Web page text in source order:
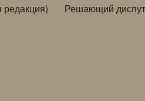
Решающий диспут